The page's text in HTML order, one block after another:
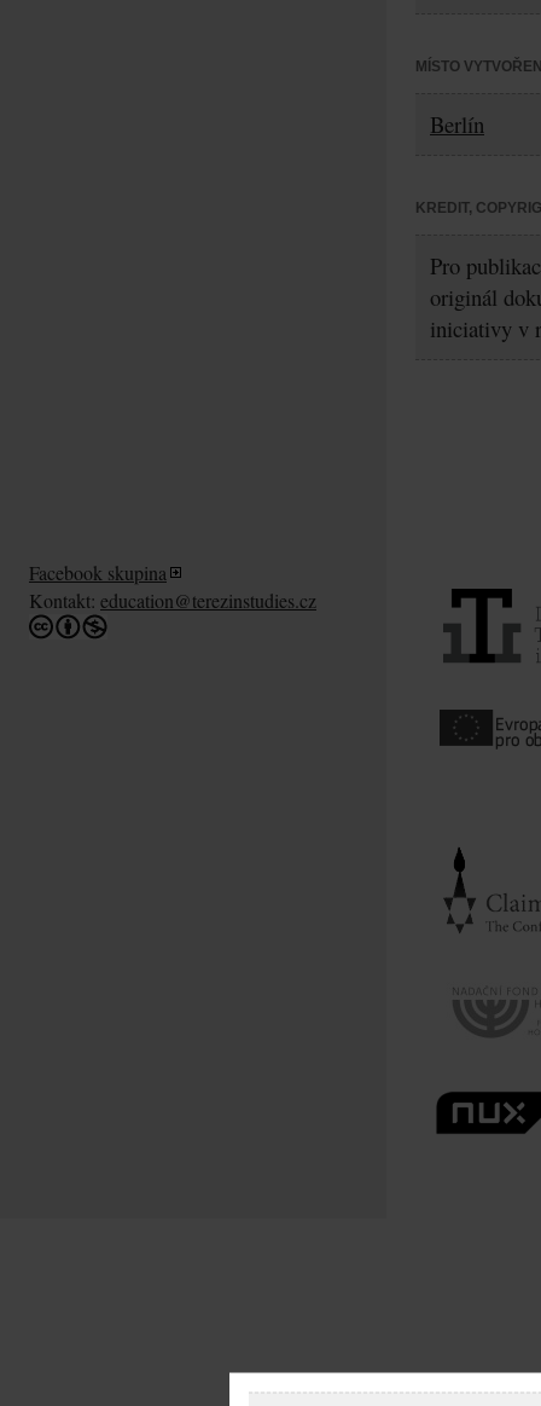
MÍSTO
Berlín
KREDIT,
Pro
originál
iniciativy v
Facebook skupina
Kontakt: education@terezinstudies.cz